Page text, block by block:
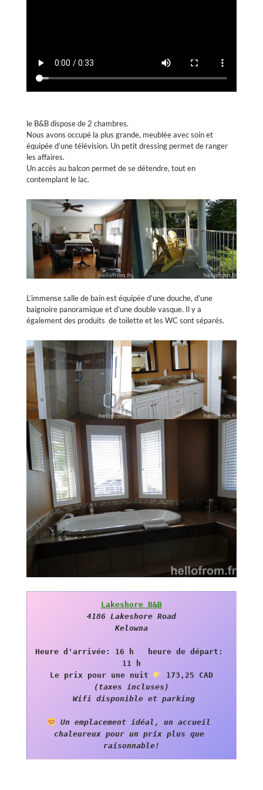
le B&B dispose de 2 chambres.
Nous avons occupé la plus grande, meublée avec soin et
équipée d’une télévision. Un petit dressing permet de ranger
les affaires.
Un accès au balcon permet de se détendre, tout en
contemplant le lac.
L’immense salle de bain est équipée d’une douche, d’une
baignoire panoramique et d’une double vasque. Il y a
également des produits de toilette et les WC sont séparés.
Lakeshore B&B
4186 Lakeshore Road
Kelowna
Heure d'arrivée: 16 h   heure de départ:
11 h
Le prix pour une nuit
(taxes incluses)
Wifi disponible et parking
Un emplacement idéal, un accueil
chaleureux pour un prix plus que
raisonnable!